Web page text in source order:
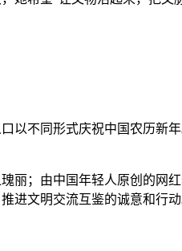
不同形式庆祝中国农历新年
；由中国年轻人原创的网红
进文明交流互鉴的诚意和行动